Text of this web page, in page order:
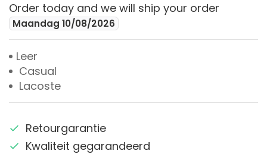
Order today and we will ship your order
Maandag 10/08/2026
Leer
Casual
Lacoste
Retourgarantie
Kwaliteit gegarandeerd